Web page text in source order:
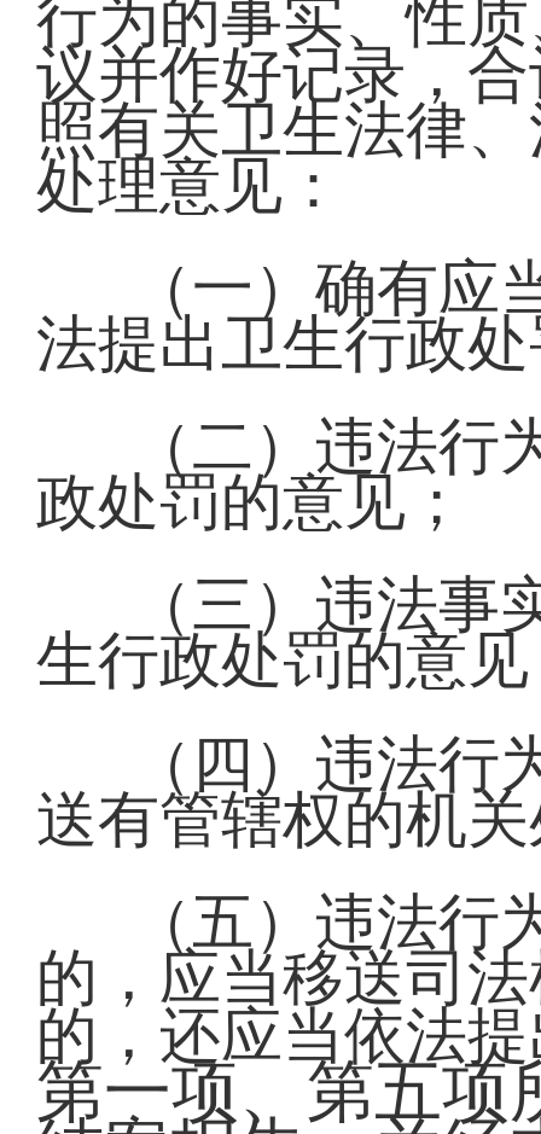
行为的事实、性
议并作好记录，
照有关卫生法律
处理意见：
（一）确有
法提出卫生行政
（二）违法
政处罚的意见；
（三）违法
生行政处罚的意
（四）违法
送有管辖权的机
（五）违法
的，应当移送司
的，还应当依法
第一项、第五项